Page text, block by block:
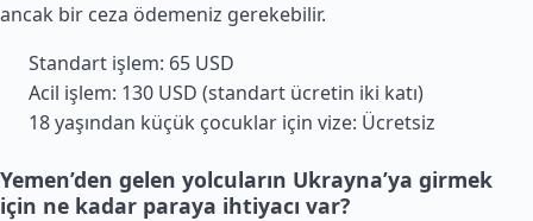
ancak bir ceza ödemeniz gerekebilir.
Standart işlem: 65 USD
Acil işlem: 130 USD (standart ücretin iki katı)
18 yaşından küçük çocuklar için vize: Ücretsiz
Yemen’den gelen yolcuların Ukrayna’ya girmek
için ne kadar paraya ihtiyacı var?